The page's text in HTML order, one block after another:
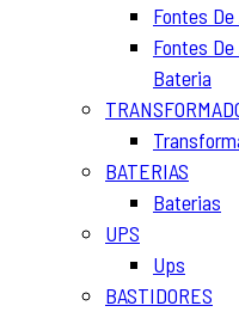
Fontes
Fontes
Bateria
BATERIAS
Baterias
UPS
Ups
BASTIDORES